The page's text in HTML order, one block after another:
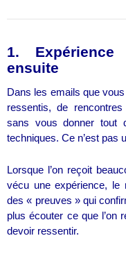
1. Expérience
ensuite
Dans les emails que
ressentis, de
sans vous donner tout
techniques. Ce n’est pas
Lorsque l’on reçoit
vécu une expérience, le
des « preuves » qui
plus écouter ce que l’on
devoir ressentir.